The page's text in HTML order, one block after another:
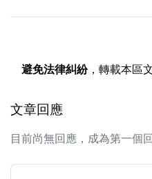
避免法律糾紛，轉載本區
文章回應
目前尚無回應，成為第一個